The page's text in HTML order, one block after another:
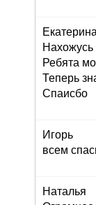
Екатерина
Нахожусь
Ребята
Теперь
Спаисбо
Игорь
всем
Наталья